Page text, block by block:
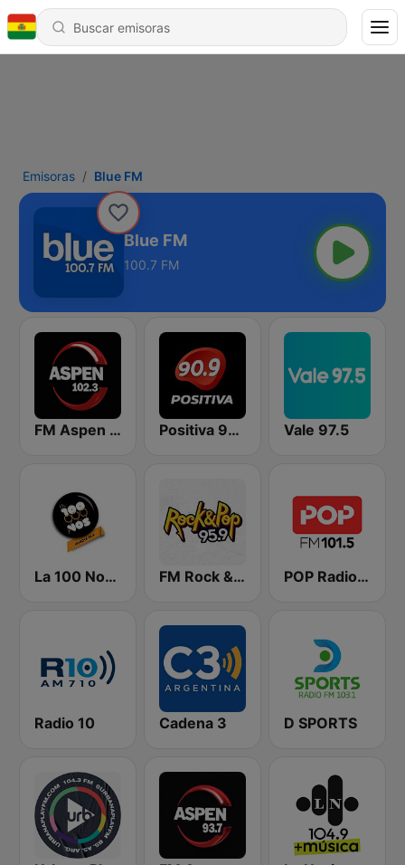
Emisoras Blue FM
Blue FM
100.7 FM
FM Aspen 102.3 Positiva 90.9 - Radio Mitre Corrientes Vale 97.5
La 100 Nogoyá FM Rock & Pop POP Radio 101.5
Radio 10 Cadena 3 D SPORTS